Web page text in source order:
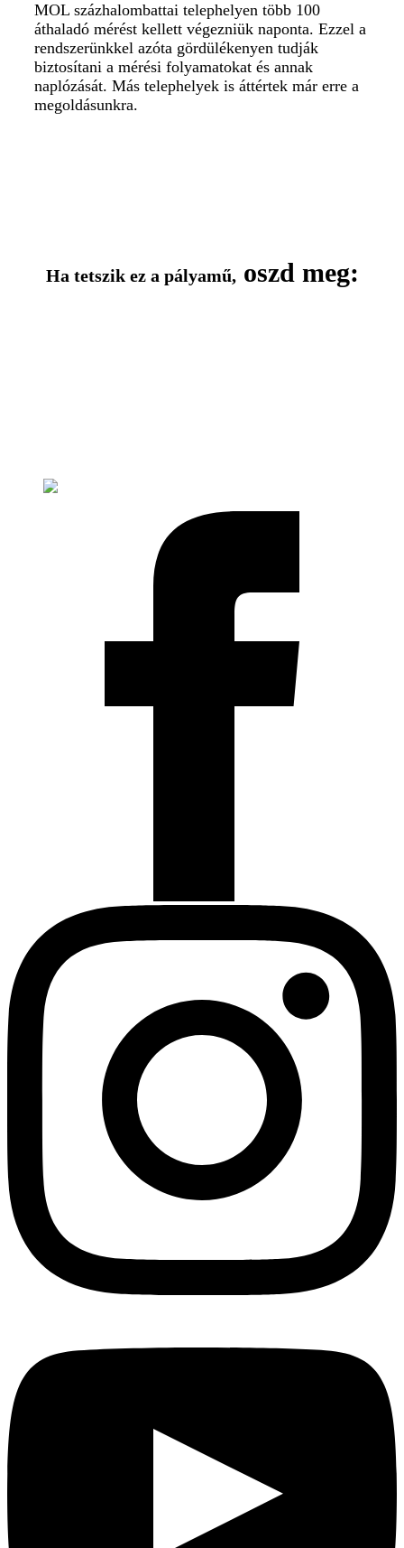
MOL százhalombattai telephelyen több 100
áthaladó mérést kellett végezniük naponta. Ezzel a
rendszerünkkel azóta gördülékenyen tudják
biztosítani a mérési folyamatokat és annak
naplózását. Más telephelyek is áttértek már erre a
megoldásunkra.
Ha tetszik ez a pályamű, oszd meg: